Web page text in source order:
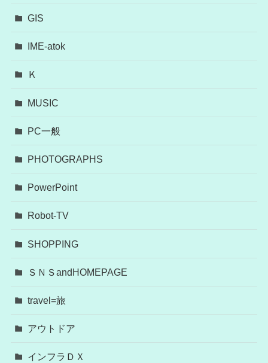
GIS
IME-atok
Ｋ
MUSIC
PC一般
PHOTOGRAPHS
PowerPoint
Robot-TV
SHOPPING
ＳＮＳandHOMEPAGE
travel=旅
アウトドア
インフラＤＸ